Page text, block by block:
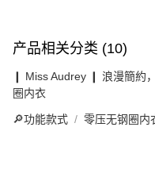
产品相关分类 (10)
❙ Miss Audrey ❙ 浪漫簡約
圈内衣
🔎功能款式 零压无钢圈内